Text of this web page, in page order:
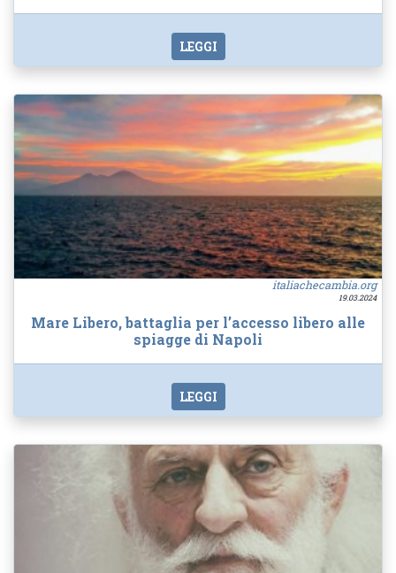
LEGGI
italiachecambia.org
19.03.2024
Mare Libero, battaglia per l’accesso libero alle
spiagge di Napoli
LEGGI